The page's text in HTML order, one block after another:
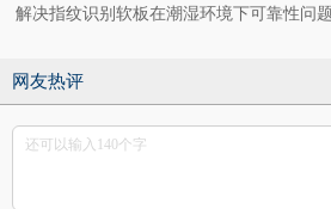
解决指纹识别软板在潮湿环境下可靠性问
网友热评